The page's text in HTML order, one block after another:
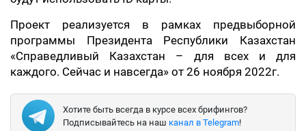
Проект реализуется в рамках предвыборной
программы Президента Республики Казахстан
«Справедливый Казахстан – для всех и для
каждого. Сейчас и навсегда» от 26 ноября 2022г.
Хотите быть всегда в курсе всех брифингов?
Подписывайтесь на наш канал в Telegram!